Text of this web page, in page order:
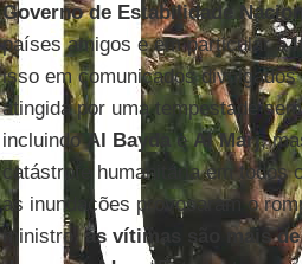
Governo de Estabilidade
países amigos e em particular à
isso em comunicados divulgados
atingida por uma tempestade
incluindoAl Bayda eAl Marj,
catástrofe humanitária em todos
as inundações provocaram o
ministro,as vítimas são mais